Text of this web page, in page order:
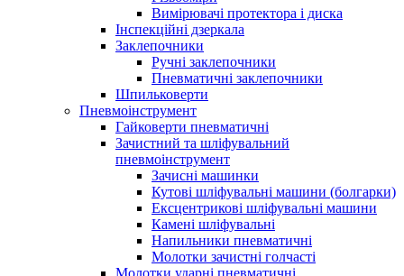
Вимірювачі протектора і диска
Інспекційні дзеркала
Заклепочники
Ручні заклепочники
Пневматичні заклепочники
Шпильковерти
Пневмоінструмент
Гайковерти пневматичні
Зачистний та шліфувальний
пневмоінструмент
Зачисні машинки
Кутові шліфувальні машини (болгарки)
Ексцентрикові шліфувальні машини
Камені шліфувальні
Напильники пневматичні
Молотки зачистні голчасті
Молотки ударні пневматичні